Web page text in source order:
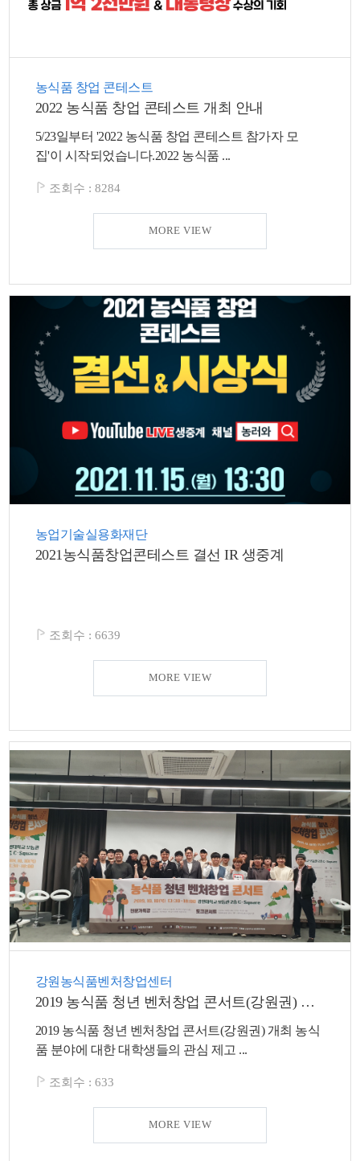
농식품 창업 콘테스트
2022 농식품 창업 콘테스트 개최 안내
5/23일부터 '2022 농식품 창업 콘테스트 참가자 모
집'이 시작되었습니다.2022 농식품 ...
조회수 : 8284
MORE VIEW
농업기술실용화재단
2021농식품창업콘테스트 결선 IR 생중계
조회수 : 6639
MORE VIEW
강원농식품벤처창업센터
2019 농식품 청년 벤처창업 콘서트(강원권) 개최
2019 농식품 청년 벤처창업 콘서트(강원권) 개최 농식
품 분야에 대한 대학생들의 관심 제고 ...
조회수 : 633
MORE VIEW